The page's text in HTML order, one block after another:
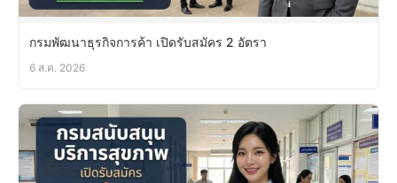
กรมพัฒนาธุรกิจการค้า เปิดรับสมัคร 2 อัตรา
6 ส.ค. 2026